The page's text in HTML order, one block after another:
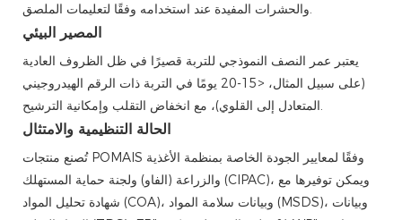
والحشرات المفيدة عند استخدامه وفقًا لتعليمات الملصق.
المصير البيئي
يعتبر عمر النصف النموذجي للتربة قصيرًا في ظل الظروف العادية
(على سبيل المثال، <15-20 يومًا في التربة ذات الرقم الهيدروجيني
المتعادل إلى القلوي)، مع انخفاض التقلب وإمكانية الترشيح.
الحالة التنظيمية والامتثال
تُصنع منتجات POMAIS وفقًا لمعايير الجودة الخاصة بمنظمة الأغذية
والزراعة (الفاو) ولجنة حماية المستهلك (CIPAC)، ويمكن توفيرها مع
شهادة تحليل المواد (COA)، وبيانات سلامة المواد (MSDS)، وبيانات